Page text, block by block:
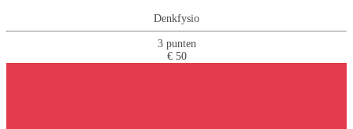
Denkfysio
3 punten
€ 50